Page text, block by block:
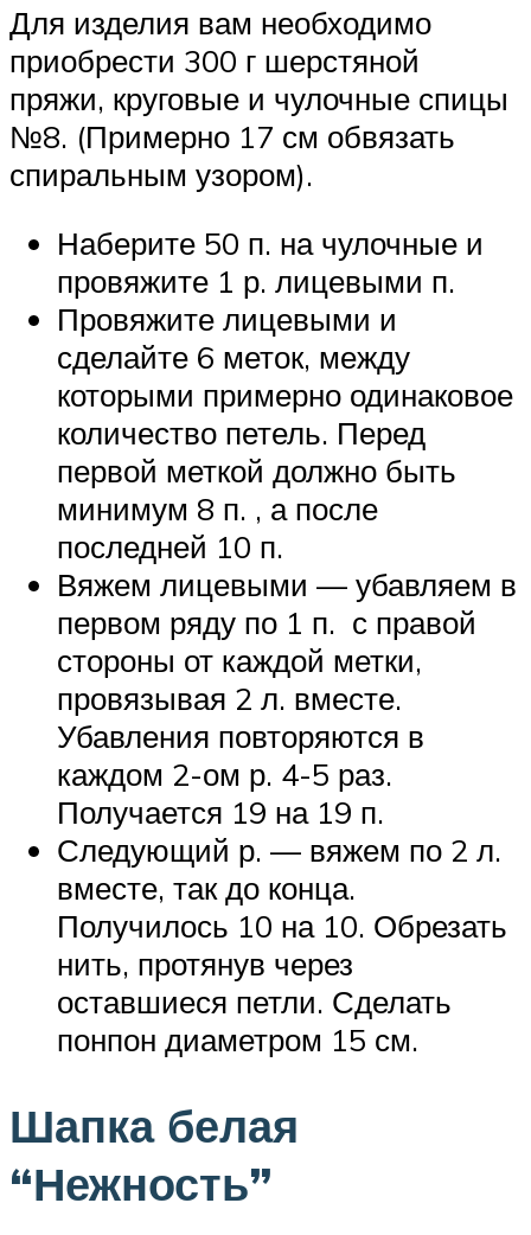
Для изделия вам необходимо
приобрести 300 г шерстяной
пряжи, круговые и чулочные спицы
№8. (Примерно 17 см обвязать
спиральным узором).
Наберите 50 п. на чулочные и
провяжите 1 р. лицевыми п.
Провяжите лицевыми и
сделайте 6 меток, между
которыми примерно одинаковое
количество петель. Перед
первой меткой должно быть
минимум 8 п. , а после
последней 10 п.
Вяжем лицевыми — убавляем в
первом ряду по 1 п. с правой
стороны от каждой метки,
провязывая 2 л. вместе.
Убавления повторяются в
каждом 2-ом р. 4-5 раз.
Получается 19 на 19 п.
Следующий р. — вяжем по 2 л.
вместе, так до конца.
Получилось 10 на 10. Обрезать
нить, протянув через
оставшиеся петли. Сделать
понпон диаметром 15 см.
Шапка белая
“Нежность”